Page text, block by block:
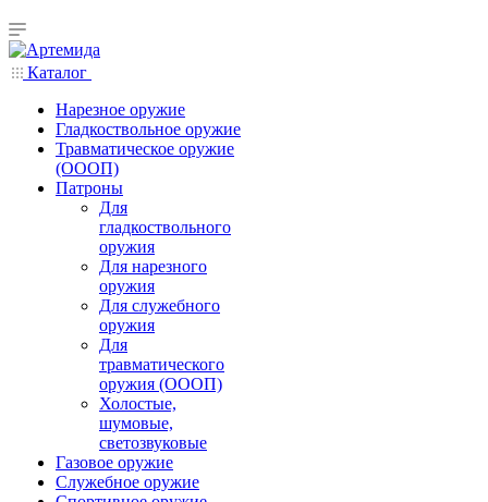
Каталог
Нарезное оружие
Гладкоствольное оружие
Травматическое оружие
(ОООП)
Патроны
Для
гладкоствольного
оружия
Для нарезного
оружия
Для служебного
оружия
Для
травматического
оружия (ОООП)
Холостые,
шумовые,
светозвуковые
Газовое оружие
Служебное оружие